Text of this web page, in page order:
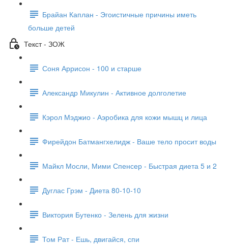
Брайан Каплан - Эгоистичные причины иметь
больше детей
Текст - ЗОЖ
Соня Аррисон - 100 и старше
Александр Микулин - Активное долголетие
Кэрол Мэджио - Аэробика для кожи мышц и лица
Фирейдон Батмангхелидж - Ваше тело просит воды
Майкл Мосли, Мими Спенсер - Быстрая диета 5 и 2
Дуглас Грэм - Диета 80-10-10
Виктория Бутенко - Зелень для жизни
Том Рат - Ешь, двигайся, спи